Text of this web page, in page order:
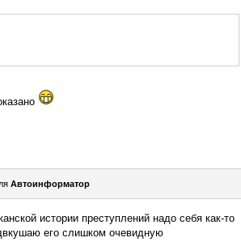
Автоинформатор
истории преступлений надо себя как-то
его слишком очевидную